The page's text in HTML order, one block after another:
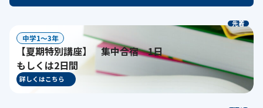
中学1〜3年
【夏期特別講座】 集中合宿 1日
もしくは2日間
詳しくはこちら
先着